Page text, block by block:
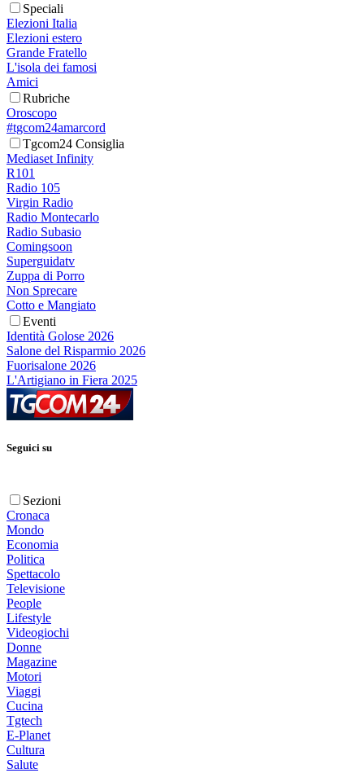
Speciali
Elezioni Italia
Elezioni estero
Grande Fratello
L'isola dei famosi
Amici
Rubriche
Oroscopo
#tgcom24amarcord
Tgcom24 Consiglia
Mediaset Infinity
R101
Radio 105
Virgin Radio
Radio Montecarlo
Radio Subasio
Comingsoon
Superguidatv
Zuppa di Porro
Non Sprecare
Cotto e Mangiato
Eventi
Identità Golose 2026
Salone del Risparmio 2026
Fuorisalone 2026
L'Artigiano in Fiera 2025
Seguici su
Sezioni
Cronaca
Mondo
Economia
Politica
Spettacolo
Televisione
People
Lifestyle
Videogiochi
Donne
Magazine
Motori
Viaggi
Cucina
Tgtech
E-Planet
Cultura
Salute